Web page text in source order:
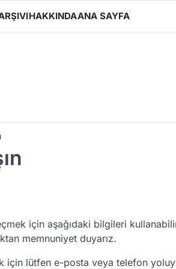
HAKKINDAANA SAYFA
için aşağıdaki bilgileri
memnuniyet duyarız.
için lütfen e-posta veya telefon